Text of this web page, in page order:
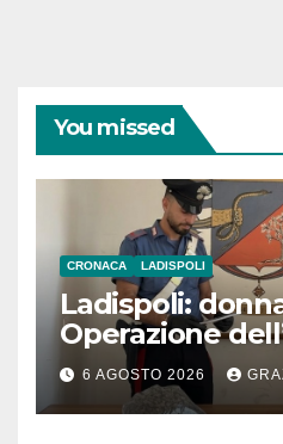
You missed
CRONACA LADISPOLI
Ladispoli:
Operazione
6 AGOSTO 2026